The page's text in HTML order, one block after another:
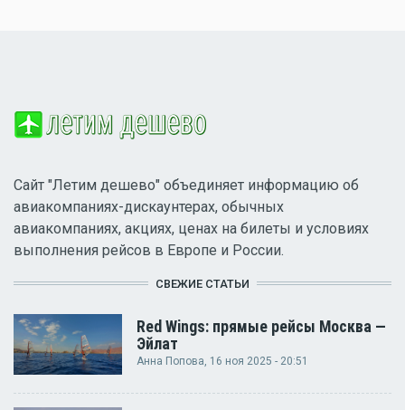
Сайт "Летим дешево" объединяет информацию об
авиакомпаниях-дискаунтерах, обычных
авиакомпаниях, акциях, ценах на билеты и условиях
выполнения рейсов в Европе и России.
СВЕЖИЕ СТАТЬИ
Red Wings: прямые рейсы Москва —
Эйлат
Анна Попова, 16 ноя 2025 - 20:51